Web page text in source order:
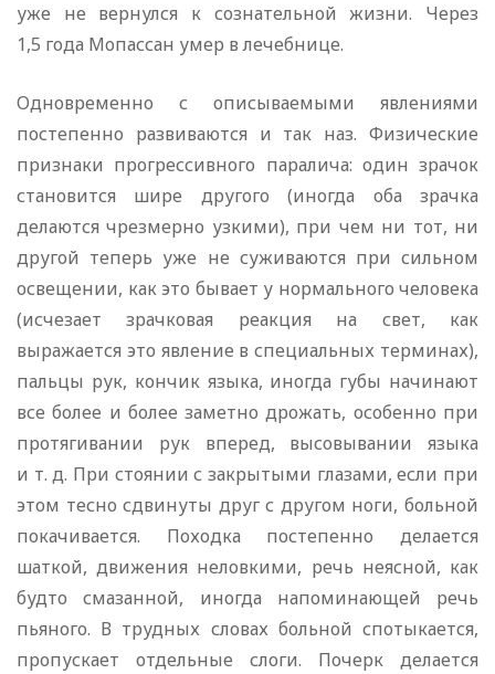
уже не вернулся к сознательной жизни. Через
1,5 года Мопассан умер в лечебнице.
Одновременно с описываемыми явлениями
постепенно развиваются и так наз. Физические
признаки прогрессивного паралича: один зрачок
становится шире другого (иногда оба зрачка
делаются чрезмерно узкими), при чем ни тот, ни
другой теперь уже не суживаются при сильном
освещении, как это бывает у нормального человека
(исчезает зрачковая реакция на свет, как
выражается это явление в специальных терминах),
пальцы рук, кончик языка, иногда губы начинают
все более и более заметно дрожать, особенно при
протягивании рук вперед, высовывании языка
и т. д. При стоянии с закрытыми глазами, если при
этом тесно сдвинуты друг с другом ноги, больной
покачивается. Походка постепенно делается
шаткой, движения неловкими, речь неясной, как
будто смазанной, иногда напоминающей речь
пьяного. В трудных словах больной спотыкается,
пропускает отдельные слоги. Почерк делается